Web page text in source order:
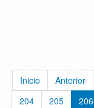
Inicio Anterior
204
205 206